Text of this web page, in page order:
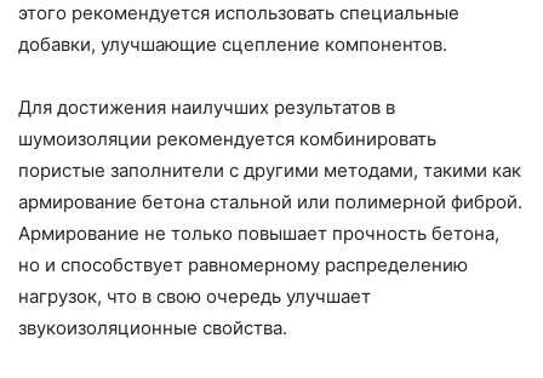
этого рекомендуется использовать специальные
добавки, улучшающие сцепление компонентов.
Для достижения наилучших результатов в
шумоизоляции рекомендуется комбинировать
пористые заполнители с другими методами, такими как
армирование бетона стальной или полимерной фиброй.
Армирование не только повышает прочность бетона,
но и способствует равномерному распределению
нагрузок, что в свою очередь улучшает
звукоизоляционные свойства.